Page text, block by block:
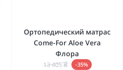
Ортопедический матрас
Come-For Aloe Vera
Флора
13 405 ₴ -35%